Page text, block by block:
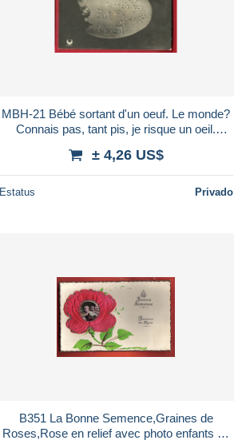
MBH-21 Bébé sortant d'un oeuf. Le monde?
Connais pas, tant pis, je risque un oeil.
± 4,26 US$
Estatus Privado
B351 La Bonne Semence,Graines de
Roses,Rose en relief avec photo enfants au